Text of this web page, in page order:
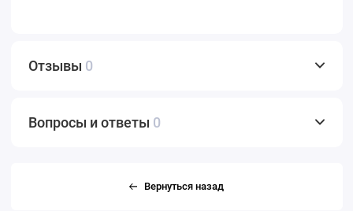
Отзывы 0
Вопросы и ответы 0
Вернуться назад